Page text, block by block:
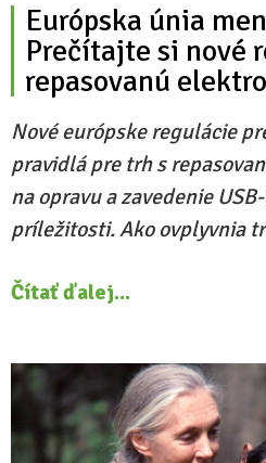
Európska únia
Prečítajte si nové
repasovanú
Nové európske regulácie
pravidlá pre trh s
na opravu a zavedenie
príležitosti. Ako ovplyvnia
Čítať ďalej...